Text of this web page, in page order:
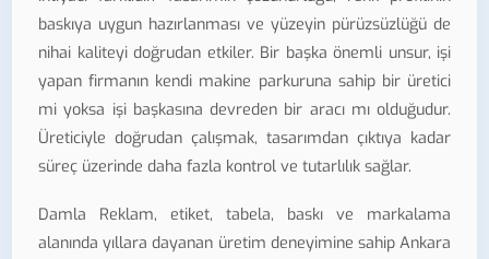
baskıya uygun hazırlanması ve yüzeyin pürüzsüzlüğü de
nihai kaliteyi doğrudan etkiler. Bir başka önemli unsur, işi
yapan firmanın kendi makine parkuruna sahip bir üretici
mi yoksa işi başkasına devreden bir aracı mı olduğudur.
Üreticiyle doğrudan çalışmak, tasarımdan çıktıya kadar
süreç üzerinde daha fazla kontrol ve tutarlılık sağlar.
Damla Reklam, etiket, tabela, baskı ve markalama
alanında yıllara dayanan üretim deneyimine sahip Ankara